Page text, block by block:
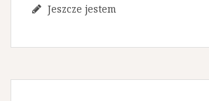
Jeszcze jestem